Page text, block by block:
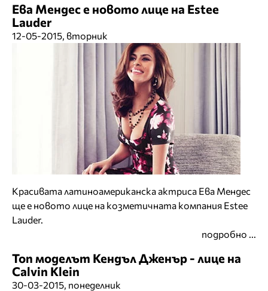
Ева Мендес е новото лице на Estee
Lauder
12-05-2015, вторник
Красивата латиноамериканска актриса Ева Мендес
ще е новото лице на козметичната компания Estee
Lauder.
подробно ...
Топ моделът Кендъл Дженър - лице на
Calvin Klein
30-03-2015, понеделник